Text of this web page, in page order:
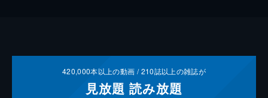
420,000本以上の動画 /210誌以上の雑誌が
見放題 読み放題